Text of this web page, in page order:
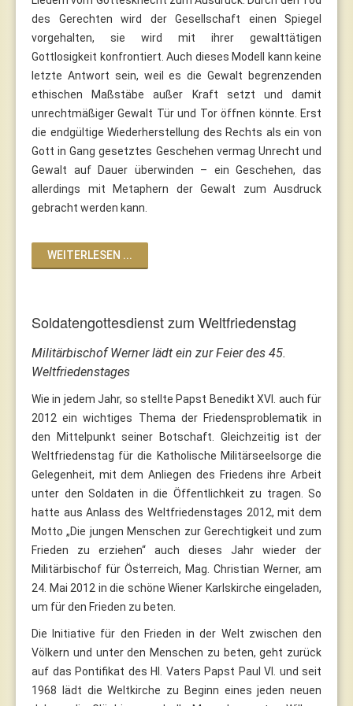
des Gerechten wird der Gesellschaft einen Spiegel
vorgehalten, sie wird mit ihrer gewalttätigen
Gottlosigkeit konfrontiert. Auch dieses Modell kann keine
letzte Antwort sein, weil es die Gewalt begrenzenden
ethischen Maßstäbe außer Kraft setzt und damit
unrechtmäßiger Gewalt Tür und Tor öffnen könnte. Erst
die endgültige Wiederherstellung des Rechts als ein von
Gott in Gang gesetztes Geschehen vermag Unrecht und
Gewalt auf Dauer überwinden – ein Geschehen, das
allerdings mit Metaphern der Gewalt zum Ausdruck
gebracht werden kann.
WEITERLESEN ...
Soldatengottesdienst zum Weltfriedenstag
Militärbischof Werner lädt ein zur Feier des 45.
Weltfriedenstages
Wie in jedem Jahr, so stellte Papst Benedikt XVI. auch für
2012 ein wichtiges Thema der Friedensproblematik in
den Mittelpunkt seiner Botschaft. Gleichzeitig ist der
Weltfriedenstag für die Katholische Militärseelsorge die
Gelegenheit, mit dem Anliegen des Friedens ihre Arbeit
unter den Soldaten in die Öffentlichkeit zu tragen. So
hatte aus Anlass des Weltfriedenstages 2012, mit dem
Motto „Die jungen Menschen zur Gerechtigkeit und zum
Frieden zu erziehen“ auch dieses Jahr wieder der
Militärbischof für Österreich, Mag. Christian Werner, am
24. Mai 2012 in die schöne Wiener Karlskirche eingeladen,
um für den Frieden zu beten.
Die Initiative für den Frieden in der Welt zwischen den
Völkern und unter den Menschen zu beten, geht zurück
auf das Pontifikat des Hl. Vaters Papst Paul VI. und seit
1968 lädt die Weltkirche zu Beginn eines jeden neuen